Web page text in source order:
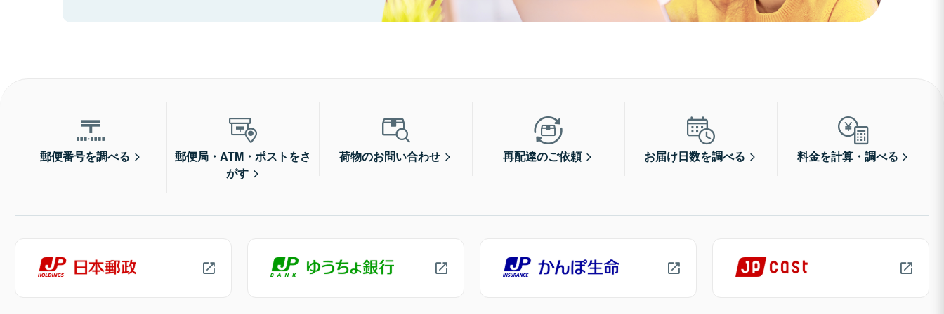
郵便番号を調べる
郵便局・ATM・ポストをさ
がす
荷物のお問い合わせ 再配達のご依頼 お届け日数を調べる 料金を計算・調べる